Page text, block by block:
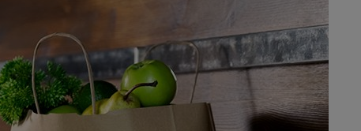
волокна АКВАЛЕН к ионам
зафиксировали на нем серебро в